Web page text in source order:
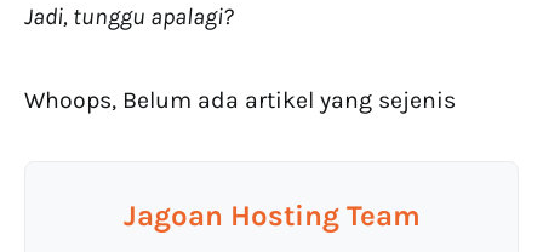
Jadi, tunggu apalagi?
Whoops, Belum ada artikel yang sejenis
Jagoan Hosting Team